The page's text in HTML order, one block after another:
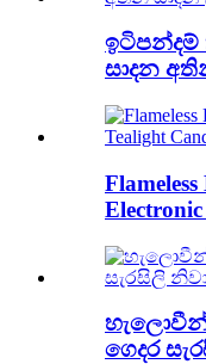
ඉටිපන්දම්
සාදන
ගෙදර